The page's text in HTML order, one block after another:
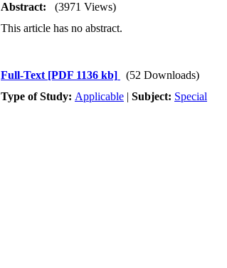
Abstract:
(3971 Views)
This article has no abstract.
Full-Text [PDF 1136 kb]
(52 Downloads)
Type of Study: Applicable | Subject: Special